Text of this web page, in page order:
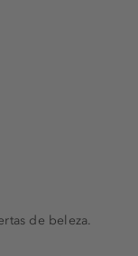
de beleza.